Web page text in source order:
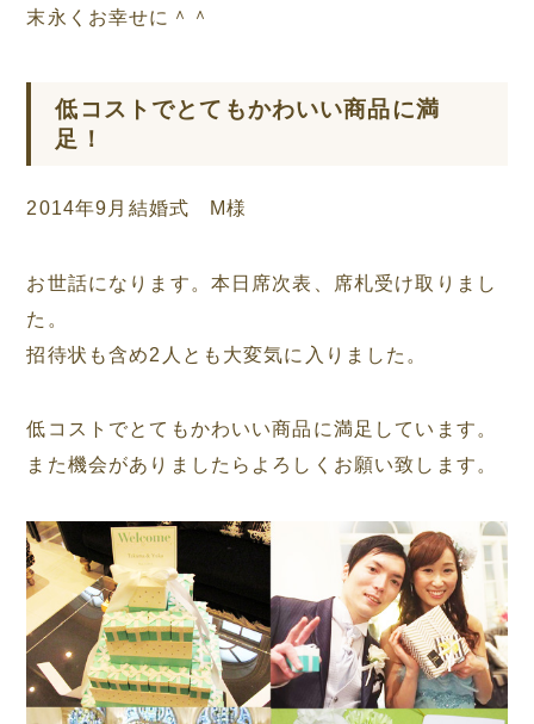
末永くお幸せに＾＾
低コストでとてもかわいい商品に満
足！
2014年9月結婚式 M様
お世話になります。本日席次表、席札受け取りまし
た。
招待状も含め2人とも大変気に入りました。
低コストでとてもかわいい商品に満足しています。
また機会がありましたらよろしくお願い致します。